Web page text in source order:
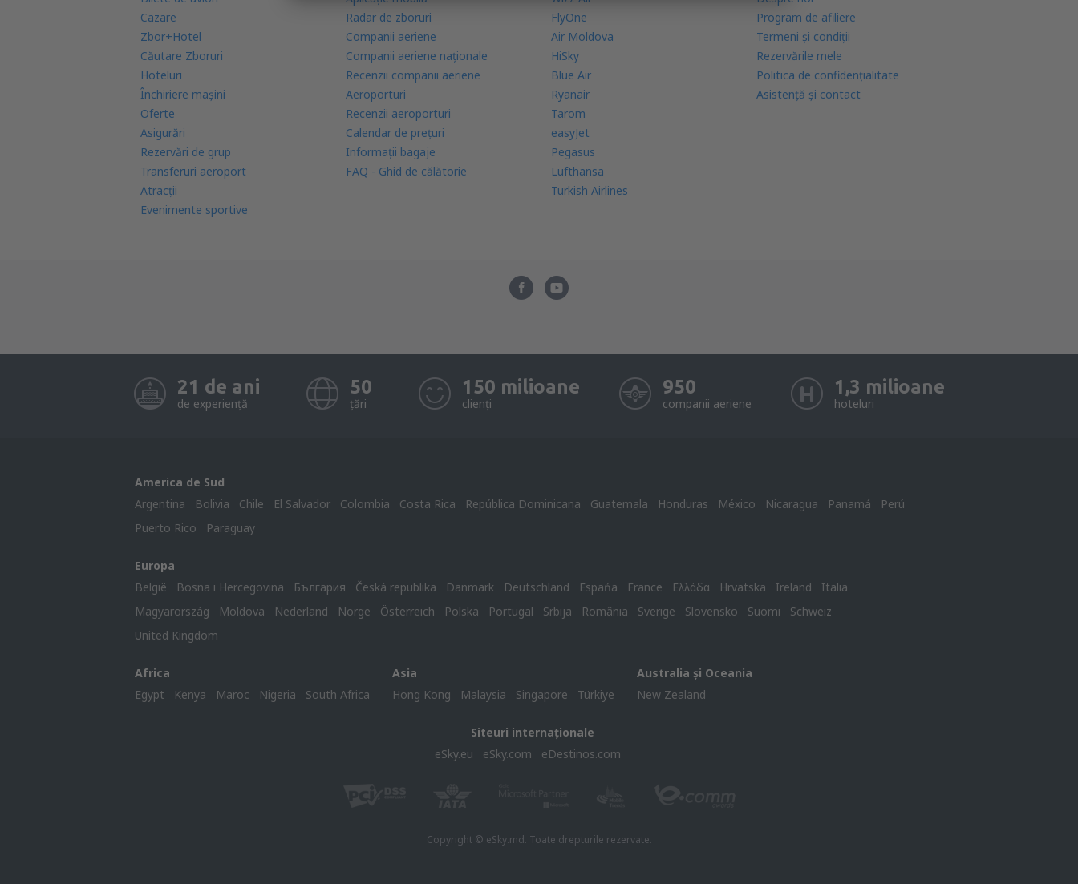
Cazare
Zbor+Hotel
Căutare Zboruri
Hoteluri
Închiriere mașini
Oferte
Asigurări
Rezervări de grup
Transferuri aeroport
Atracţii
Evenimente sportive
Radar de zboruri
Companii aeriene
Companii aeriene naţionale
Recenzii companii aeriene
Aeroporturi
Recenzii aeroporturi
Calendar de prețuri
Informații bagaje
FAQ - Ghid de călătorie
FlyOne
Air Moldova
HiSky
Blue Air
Ryanair
Tarom
easyJet
Pegasus
Lufthansa
Turkish Airlines
Program de afiliere
Termeni şi condiţii
Rezervările mele
Politica de confidențialitate
Asistenţă şi contact
21 de ani
de experiență
50
țări
150 milioane
clienți
950
companii aeriene
1,3 milioane
hoteluri
America de Sud
Argentina
Bolivia Chile El Salvador Colombia Costa Rica República Dominicana Guatemala Honduras México Nicaragua Panamá
Perú
Puerto Rico
Paraguay
Europa
België
Bosna i Hercegovina България Česká republika Danmark Deutschland Espańa France Ελλάδα Hrvatska Ireland
Italia
Magyarország
Moldova Nederland Norge Österreich Polska Portugal Srbija România Sverige Slovensko Suomi
Schweiz
United Kingdom
Africa
Egypt
Kenya Maroc Nigeria South Africa
Asia
Hong Kong
Malaysia Singapore Türkiye
Australia și Oceania
New Zealand
Siteuri internaționale
eSky.eu
eSky.com eDestinos.com
Copyright © eSky.md. Toate drepturile rezervate.